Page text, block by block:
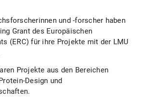
und -forscher haben
Grant des Europäischen
(ERC) für ihre Projekte mit der LMU
Projekte aus den Bereichen
Design und